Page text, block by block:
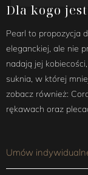
Dla kogo
Pearl to propozycja
eleganckiej, ale nie
nadają jej
suknia, w której
zobacz również:
rękawach oraz
Umów